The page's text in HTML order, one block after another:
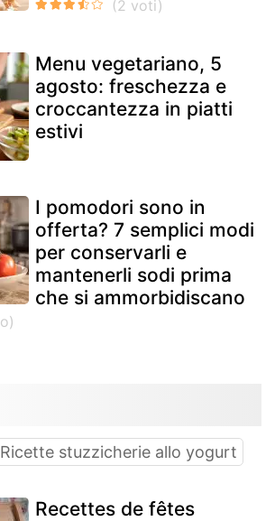
Menu vegetariano, 5
agosto: freschezza e
croccantezza in piatti
estivi
I pomodori sono in
offerta? 7 semplici modi
per conservarli e
mantenerli sodi prima
che si ammorbidiscano
Ricette stuzzicherie allo yogurt
Recettes de fêtes